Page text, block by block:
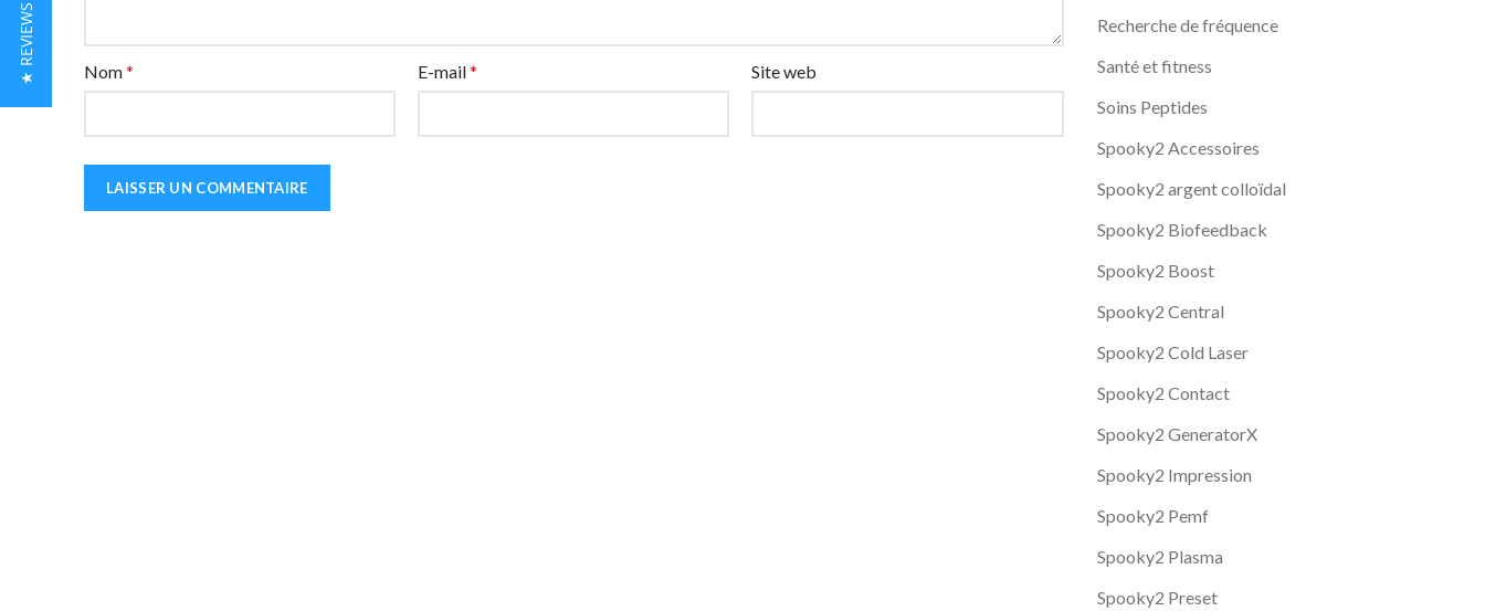
Nom* E-mail* Site web
Recherche de fréquence
Santé et fitness
Soins Peptides
Spooky2 Accessoires
Spooky2 argent colloïdal
Spooky2 Biofeedback
Spooky2 Boost
Spooky2 Central
Spooky2 Cold Laser
Spooky2 Contact
Spooky2 GeneratorX
Spooky2 Impression
Spooky2 Pemf
Spooky2 Plasma
Spooky2 Preset
★ REVIEWS